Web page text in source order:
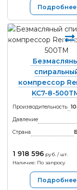
Подробнее
компрессор
KC7-8-
Производительность
Давление
Страна
1 918 596 руб. / шт.
Наличие: По запросу
Подробнее